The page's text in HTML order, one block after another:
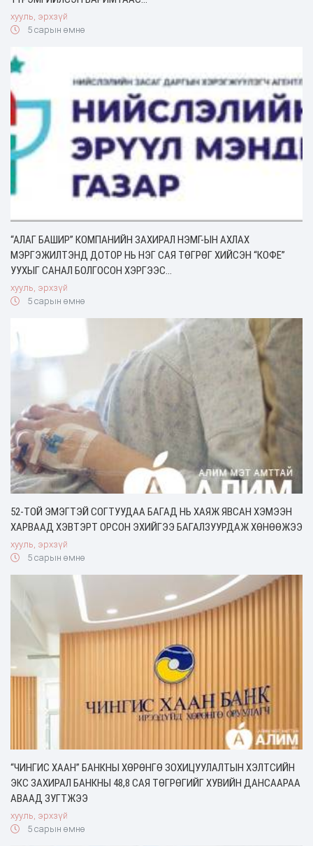
хууль, эрхзүй
5 сарын өмнө
“АЛАГ БАШИР” КОМПАНИЙН ЗАХИРАЛ НЭМГ-ЫН АХЛАХ
МЭРГЭЖИЛТЭНД ДОТОР НЬ НЭГ САЯ ТӨГРӨГ ХИЙСЭН “КОФЕ”
УУХЫГ САНАЛ БОЛГОСОН ХЭРГЭЭС…
хууль, эрхзүй
5 сарын өмнө
52-ТОЙ ЭМЭГТЭЙ СОГТУУДАА БАГАД НЬ ХАЯЖ ЯВСАН ХЭМЭЭН
ХАРВААД ХЭВТЭРТ ОРСОН ЭХИЙГЭЭ БАГАЛЗУУРДАЖ ХӨНӨӨЖЭЭ
хууль, эрхзүй
5 сарын өмнө
“ЧИНГИС ХААН” БАНКНЫ ХӨРӨНГӨ ЗОХИЦУУЛАЛТЫН ХЭЛТСИЙН
ЭКС ЗАХИРАЛ БАНКНЫ 48,8 САЯ ТӨГРӨГИЙГ ХУВИЙН ДАНСААРАА
АВААД ЗУГТЖЭЭ
хууль, эрхзүй
5 сарын өмнө